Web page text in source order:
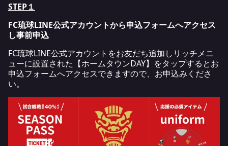
STEP１
FC琉球LINE公式アカウントから申込フォームへアクセス
し事前申込
FC琉球LINE公式アカウントをお友だち追加しリッチメニ
ューに設置された【ホームタウンDAY】をタップするとお
申込フォームへアクセスできますので、お申込みくださ
い。